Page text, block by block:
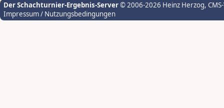
Der Schachturnier-Ergebnis-Server© 2006-2026 Heinz Herzog,
Impressum / Nutzungsbedingungen